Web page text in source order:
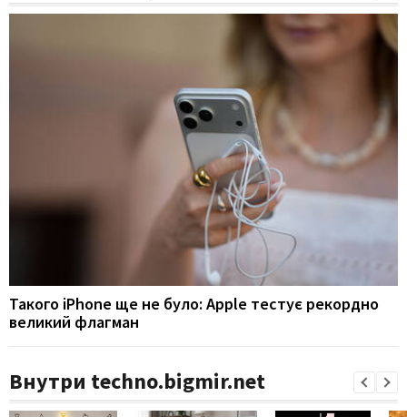
Такого iPhone ще не було: Apple тестує рекордно
великий флагман
Внутри techno.bigmir.net